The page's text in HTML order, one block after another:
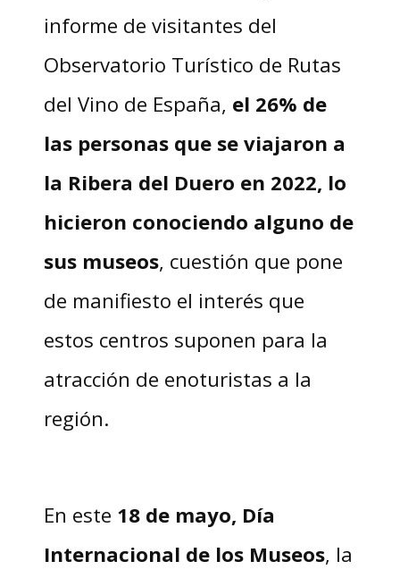
informe de visitantes del
Observatorio Turístico de Rutas
del Vino de España, el 26% de
las personas que se viajaron a
la Ribera del Duero en 2022, lo
hicieron conociendo alguno de
sus museos, cuestión que pone
de manifiesto el interés que
estos centros suponen para la
atracción de enoturistas a la
región.
En este 18 de mayo, Día
Internacional de los Museos, la